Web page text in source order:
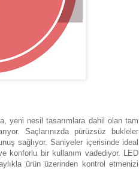
yeni nesil tasarımlara dahil olan tam
Saçlarınızda pürüzsüz bukleler
sağlıyor. Saniyeler içerisinde ideal
konforlu bir kullanım vadediyor. LED
ürün üzerinden kontrol etmenizi